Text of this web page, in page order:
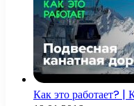
Как это работает? |